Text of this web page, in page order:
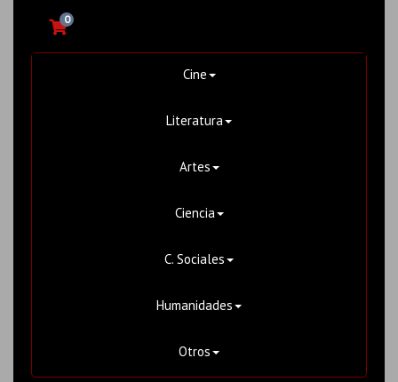
0
Cine
Literatura
Artes
Ciencia
C. Sociales
Humanidades
Otros